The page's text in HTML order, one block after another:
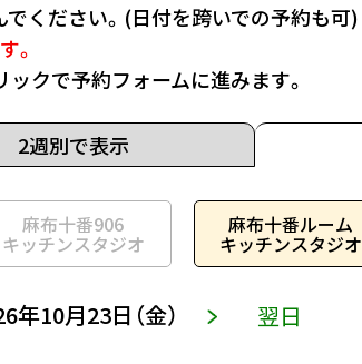
ください。(日付を跨いでの予約も可)
。
クで予約フォームに進みます。
2週別で表示
麻布十番906
キッチンスタジオ
麻布十番ルーム
キッチンスタジオ
年10月23日（金） 翌日